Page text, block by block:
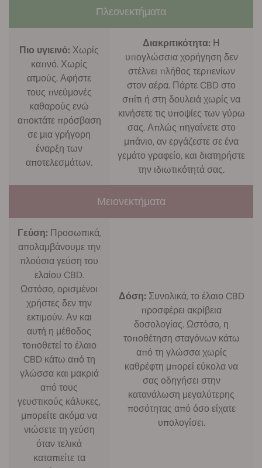
Πλεονεκτήματα
Πιο υγιεινό: Χωρίς
καπνό. Χωρίς
ατμούς. Αφήστε
τους πνεύμονές
καθαρούς ενώ
αποκτάτε πρόσβαση
σε μια γρήγορη
έναρξη των
αποτελεσμάτων.
Διακριτικότητα: Η
υπογλώσσια χορήγηση δεν
στέλνει πλήθος τερπενίων
στον αέρα. Πάρτε CBD στο
σπίτι ή στη δουλειά χωρίς να
κινήσετε τις υποψίες των γύρω
σας. Απλώς πηγαίνετε στο
μπάνιο, αν εργάζεστε σε ένα
γεμάτο γραφείο, και διατηρήστε
την ιδιωτικότητά σας.
Μειονεκτήματα
Γεύση: Προσωπικά,
απολαμβάνουμε την
πλούσια γεύση του
ελαίου CBD.
Ωστόσο, ορισμένοι
χρήστες δεν την
εκτιμούν. Αν και
αυτή η μέθοδος
τοποθετεί το έλαιο
CBD κάτω από τη
γλώσσα και μακριά
από τους
γευστικούς κάλυκες,
μπορείτε ακόμα να
νιώσετε τη γεύση
όταν τελικά
καταπιείτε τα
Δόση: Συνολικά, το έλαιο CBD
προσφέρει ακρίβεια
δοσολογίας. Ωστόσο, η
τοποθέτηση σταγόνων κάτω
από τη γλώσσα χωρίς
καθρέφτη μπορεί εύκολα να
σας οδηγήσει στην
κατανάλωση μεγαλύτερης
ποσότητας από όσο είχατε
υπολογίσει.